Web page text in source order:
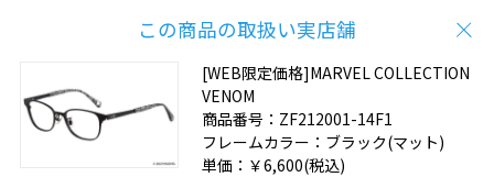
この商品の取扱い実店舗
[WEB限定価格]MARVEL COLLECTION
VENOM
商品番号： ZF212001-14F1
フレームカラー： ブラック(マット)
単価： ￥6,600(税込)